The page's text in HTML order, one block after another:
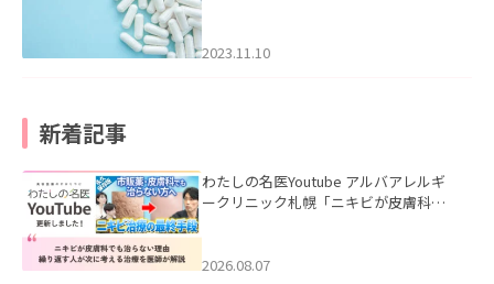
2023.11.10
新着記事
わたしの名医Youtube アルバアレルギ
ークリニック札幌「ニキビが皮膚科で
ました。
2026.08.07